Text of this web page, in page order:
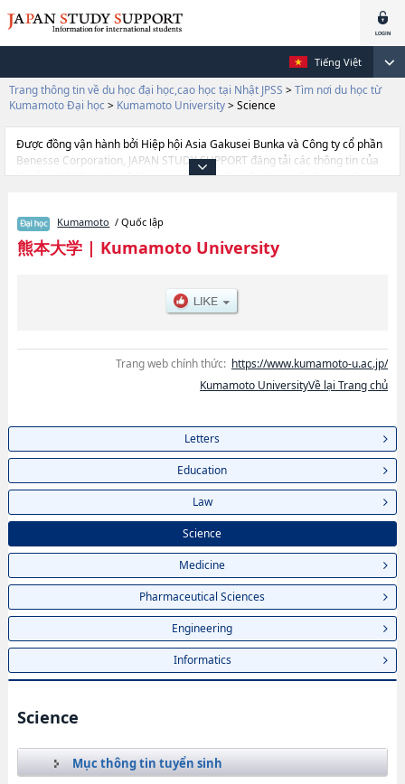
Tiếng Việt
Trang thông tin về du học đại học,cao học tại Nhật JPSS > Tìm nơi du học từ
Kumamoto Đại học > Kumamoto University> Science
Được đồng vận hành bởi Hiệp hội Asia Gakusei Bunka và Công ty cổ phần
Benesse Corporation, JAPAN STUDY SUPPORT đăng tải các thông tin của
khoảng 1.300 trường đại học, cao học, trường đại học ngắn hạn, trường
cần thiết dành cho du học sinh, như là về các Ngành LettershoặcNgành
EducationhoặcNgành LawhoặcNgành SciencehoặcNgành
MedicinehoặcNgành Pharmaceutical ScienceshoặcNgành
học, thông tin liên quan đến thi tuyển như số lượng tuyển sinh, số lượng
trúng tuyển, cở sở trang thiết bị, hướng dẫn địa điểm v.v...
Kumamoto / Quốc lập
熊本大学| Kumamoto University
Trang web chính thức: https://www.kumamoto-u.ac.jp/
Kumamoto UniversityVề lại Trang chủ
Letters
Education
Law
Science
Medicine
Pharmaceutical Sciences
Engineering
Informatics
Science
Mục thông tin tuyển sinh